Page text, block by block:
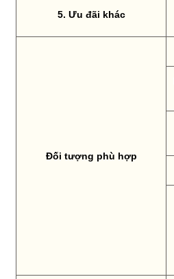
5. Ưu đãi khác
Đối tượng phù hợp